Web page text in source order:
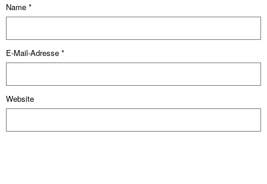
Name *
E-Mail-Adresse *
Website